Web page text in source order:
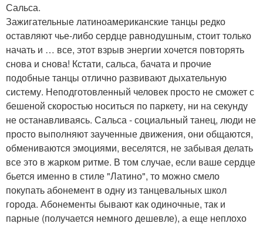
Сальса.
Зажигательные латиноамериканские танцы редко
оставляют чье-либо сердце равнодушным, стоит только
начать и … все, этот взрыв энергии хочется повторять
снова и снова! Кстати, сальса, бачата и прочие
подобные танцы отлично развивают дыхательную
систему. Неподготовленный человек просто не сможет с
бешеной скоростью носиться по паркету, ни на секунду
не останавливаясь. Сальса - социальный танец, люди не
просто выполняют заученные движения, они общаются,
обмениваются эмоциями, веселятся, не забывая делать
все это в жарком ритме. В том случае, если ваше сердце
бьется именно в стиле "Латино", то можно смело
покупать абонемент в одну из танцевальных школ
города. Абонементы бывают как одиночные, так и
парные (получается немного дешевле), а еще неплохо